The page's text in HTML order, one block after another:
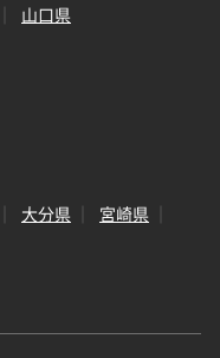
山口県
大分県
宮崎県